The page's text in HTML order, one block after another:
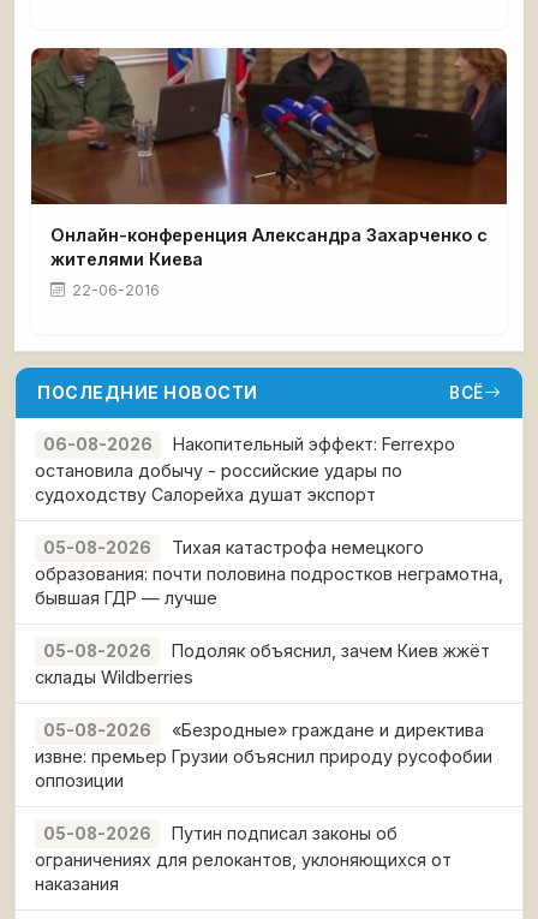
Онлайн-конференция Александра Захарченко с
жителями Киева
22-06-2016
ПОСЛЕДНИЕ НОВОСТИ ВСЁ
06-08-2026
Накопительный эффект: Ferrexpo
остановила добычу - российские удары по
судоходству Салорейха душат экспорт
05-08-2026
Тихая катастрофа немецкого
образования: почти половина подростков неграмотна,
бывшая ГДР — лучше
05-08-2026
Подоляк объяснил, зачем Киев жжёт
склады Wildberries
05-08-2026
«Безродные» граждане и директива
извне: премьер Грузии объяснил природу русофобии
оппозиции
05-08-2026
Путин подписал законы об
ограничениях для релокантов, уклоняющихся от
наказания